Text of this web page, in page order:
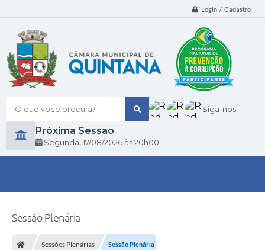
Login / Cadastro
O que voce procura? Siga-nos
Próxima Sessão
Segunda 17/08/2026 20h00
Sessão Plenária
Sessões Plenárias Sessão Plenária